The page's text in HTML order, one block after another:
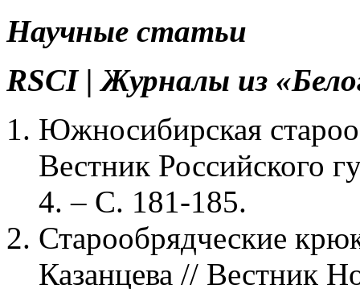
Научные статьи
RSCI | Журналы из
Южносибирская
Вестник Российского
4. – С. 181-185.
Старообрядческие
Казанцева // Вестник